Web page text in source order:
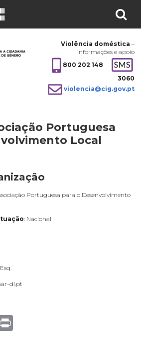
Violência doméstica –
Informações e apoio
800 202 148
3060
violencia@cig.gov.pt
Portuguesa
Local
Portuguesa para o Desenvolvimento
: Nacional
dl.pt